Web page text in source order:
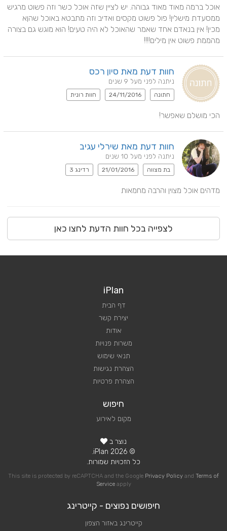
מהממת פשוט אין מילים!!!!
חוות דעת מאת סיון רכס
ניתנה לפני מעל 9 שנים
חתונה 24/11/2016 חוות רונית
הכי מושלם שאפשר!
חוות דעת מאת שירלי עגיב
ניתנה לפני מעל 10 שנים
בת מצווה 21/01/2016 רדינג 3
מדהים אוכל מצוין והרבה מחמאות
לצפייה בכל חוות הדעת לחצו כאן
iPlan
דף הבית
יצירת קשר
אודות
משרות פנויות
תנאי שימוש
הצהרת נגישות
הצהרת פרטיות
חיפוש
מקום לאירוע
נוצר ב
© 2026 iPlan.
כל הזכויות שמורות.
This site is protected by reCAPTCHA and the Google Privacy Policy and Terms of
Serviceapply
חיפושים נפוצים - קייטרינג
קייטרינג באזור הצפון